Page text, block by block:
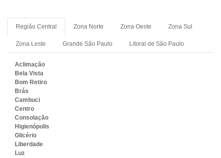
Região Central Zona Norte Zona Oeste Zona Sul
Zona Leste Grande São Paulo Litoral de São Paulo
Aclimação
Bela Vista
Bom Retiro
Brás
Cambuci
Centro
Consolação
Higienópolis
Glicério
Liberdade
Luz